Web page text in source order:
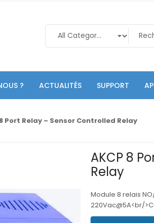
? ACTUALITÉS SUPPORT
Port Relay – Sensor Controlled Relay
AKCP 8
Relay
Module 8 relais
220Vac@5A<br/